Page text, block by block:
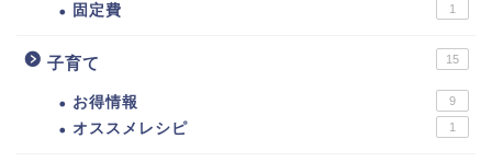
固定費 1
子育て 15
お得情報 9
オススメレシピ 1